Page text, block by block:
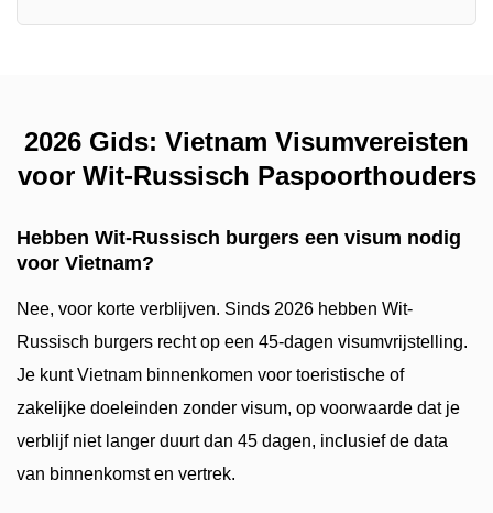
2026 Gids: Vietnam Visumvereisten
voor Wit-Russisch Paspoorthouders
Hebben Wit-Russisch burgers een visum nodig
voor Vietnam?
Nee, voor korte verblijven. Sinds 2026 hebben Wit-
Russisch burgers recht op een 45-dagen visumvrijstelling.
Je kunt Vietnam binnenkomen voor toeristische of
zakelijke doeleinden zonder visum, op voorwaarde dat je
verblijf niet langer duurt dan 45 dagen, inclusief de data
van binnenkomst en vertrek.